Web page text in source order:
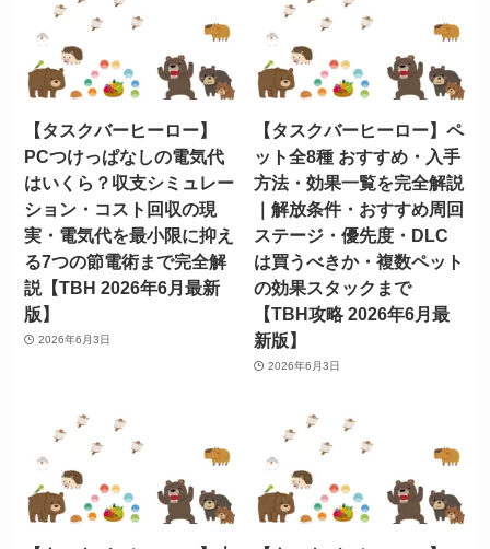
【タスクバーヒーロー】
PCつけっぱなしの電気代
はいくら？収支シミュレー
ション・コスト回収の現
実・電気代を最小限に抑え
る7つの節電術まで完全解
説【TBH 2026年6月最新
版】
2026年6月3日
【タスクバーヒーロー】ペ
ット全8種 おすすめ・入手
方法・効果一覧を完全解説
｜解放条件・おすすめ周回
ステージ・優先度・DLC
は買うべきか・複数ペット
の効果スタックまで
【TBH攻略 2026年6月最
新版】
2026年6月3日